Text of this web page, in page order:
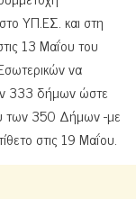
ΥΠ.ΕΣ. και στη
13 Μαΐου του
να
333 δήμων ώστε
των 350 Δήμων -με
στις 19 Μαΐου.